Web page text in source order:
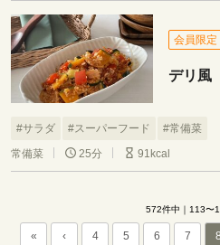
会員限定
デリ風
#サラダ #スーパーフード
#常備菜
常備菜
25分 91kcal
572件中｜113〜
« ‹ 4 5 6 7 8